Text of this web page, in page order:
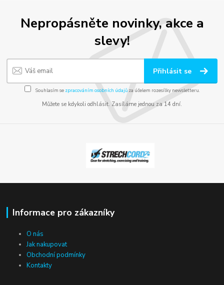
Nepropásněte novinky, akce a
slevy!
Přihlásit se
Souhlasím se zpracováním osobních údajůza účelem rozesílky newsletteru.
Můžete se kdykoli odhlásit. Zasíláme jednou za 14 dní.
Informace pro zákazníky
O nás
Jak nakupovat
Obchodní podmínky
Kontakty